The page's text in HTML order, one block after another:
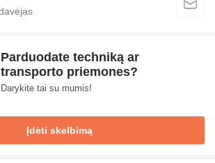
Parduodate techniką ar
transporto priemones?
Darykite tai su mumis!
Įdėti skelbimą